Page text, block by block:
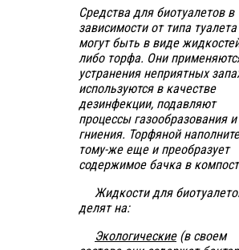
Средства для биотуалетов в
зависимости от типа туалета
могут быть в виде
либо торфа. Они
устранения неприятных
используются в качестве
дезинфекции, подавляют
процессы газообразования и
гниения. Торфяной
тому-же еще и преобразует
содержимое бачка в
Жидкости для
делят на:
Экологические(в своем